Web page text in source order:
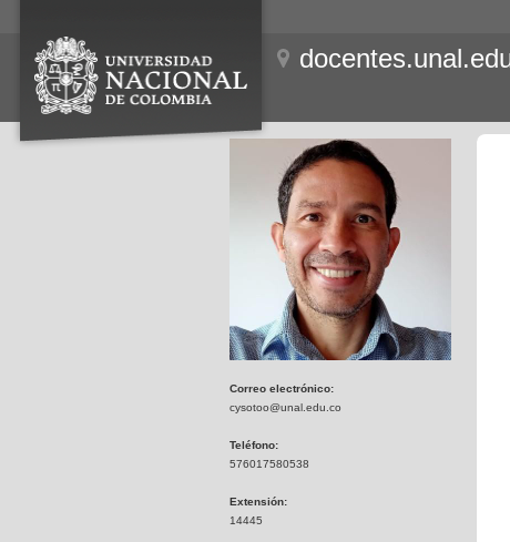
Correo electrónico:
cysotoo@unal.edu.co
Teléfono:
576017580538
Extensión:
14445